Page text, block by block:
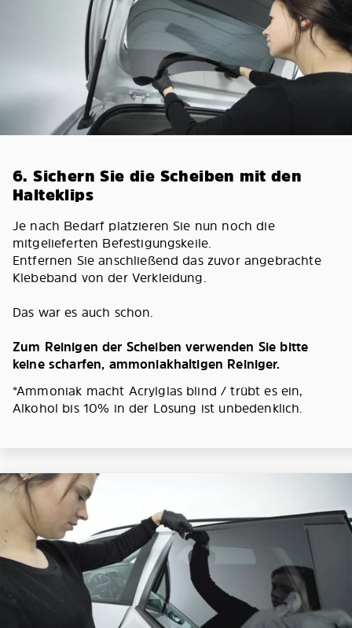
6. Sichern Sie die Scheiben mit den
Halteklips
Je nach Bedarf platzieren Sie nun noch die
mitgelieferten Befestigungskeile.
Entfernen Sie anschließend das zuvor angebrachte
Klebeband von der Verkleidung.
Das war es auch schon.
Zum Reinigen der Scheiben verwenden Sie bitte
keine scharfen, ammoniakhaltigen Reiniger.
*Ammoniak macht Acrylglas blind / trübt es ein,
Alkohol bis 10% in der Lösung ist unbedenklich.